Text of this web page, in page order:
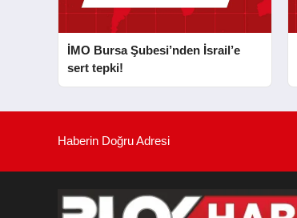
İMO Bursa Şubesi’nden İsrail’e
sert tepki!
Haberin Doğru Adresi